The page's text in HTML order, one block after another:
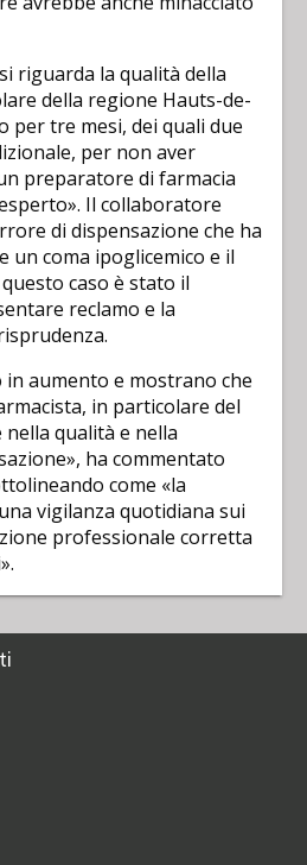
riguarda la qualità della
della regione Hauts-de-
per tre mesi, dei quali due
per non aver
preparatore di farmacia
Il collaboratore
di dispensazione che ha
un coma ipoglicemico e il
caso è stato il
reclamo e la
in aumento e mostrano che
in particolare del
qualità e nella
ha commentato
come «la
vigilanza quotidiana sui
professionale corretta